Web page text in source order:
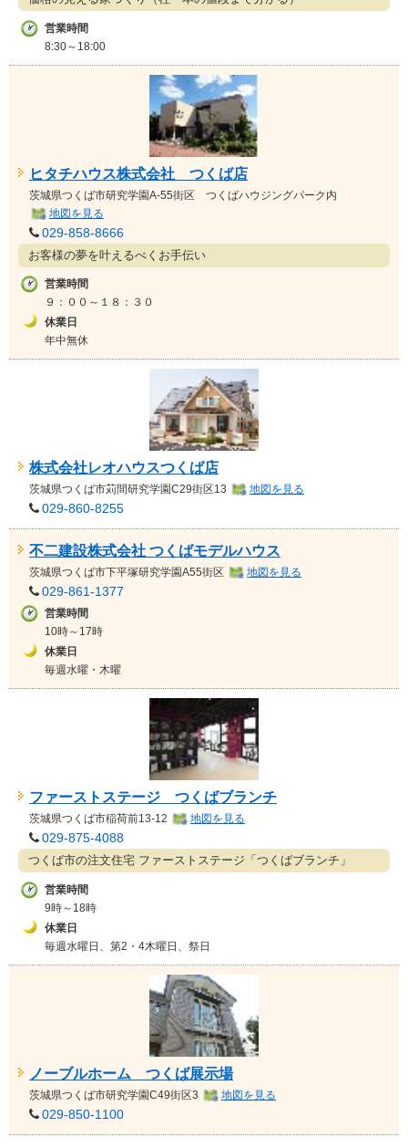
営業時間
8:30～18:00
ヒタチハウス株式会社 つくば店
茨城県つくば市研究学園A-55街区 つくばハウジングパーク内
地図を見る
029-858-8666
お客様の夢を叶えるべくお手伝い
営業時間
９：００～１８：３０
休業日
年中無休
株式会社レオハウスつくば店
茨城県つくば市苅間研究学園C29街区13 地図を見る
029-860-8255
不二建設株式会社 つくばモデルハウス
茨城県つくば市下平塚研究学園A55街区 地図を見る
029-861-1377
営業時間
10時～17時
休業日
毎週水曜・木曜
ファーストステージ つくばブランチ
茨城県つくば市稲荷前13-12 地図を見る
029-875-4088
つくば市の注文住宅 ファーストステージ「つくばブランチ」
営業時間
9時～18時
休業日
毎週水曜日、第2・4木曜日、祭日
ノーブルホーム つくば展示場
茨城県つくば市研究学園C49街区3 地図を見る
029-850-1100